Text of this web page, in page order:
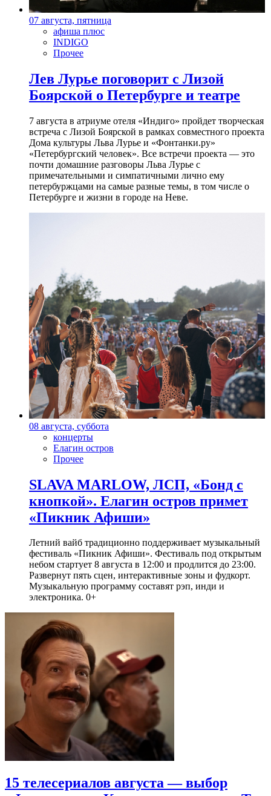
07 августа, пятница
афиша плюс
INDIGO
Прочее
Лев Лурье поговорит с Лизой
Боярской о Петербурге и театре
7 августа в атриуме отеля «Индиго» пройдет творческая
встреча с Лизой Боярской в рамках совместного проекта
Дома культуры Льва Лурье и «Фонтанки.ру»
«Петербургский человек». Все встречи проекта — это
почти домашние разговоры Льва Лурье с
примечательными и симпатичными лично ему
петербуржцами на самые разные темы, в том числе о
Петербурге и жизни в городе на Неве.
08 августа, суббота
концерты
Елагин остров
Прочее
SLAVA MARLOW, ЛСП, «Бонд с
кнопкой». Елагин остров примет
«Пикник Афиши»
Летний вайб традиционно поддерживает музыкальный
фестиваль «Пикник Афиши». Фестиваль под открытым
небом стартует 8 августа в 12:00 и продлится до 23:00.
Развернут пять сцен, интерактивные зоны и фудкорт.
Музыкальную программу составят рэп, инди и
электроника. 0+
15 телесериалов августа — выбор